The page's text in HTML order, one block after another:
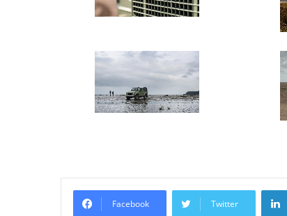
Facebook Twitter